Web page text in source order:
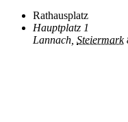
Rathausplatz
Hauptplatz 1
Lannach Steiermark